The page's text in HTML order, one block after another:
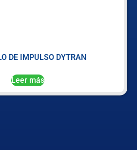
DE IMPULSO DYTRAN
Leer más